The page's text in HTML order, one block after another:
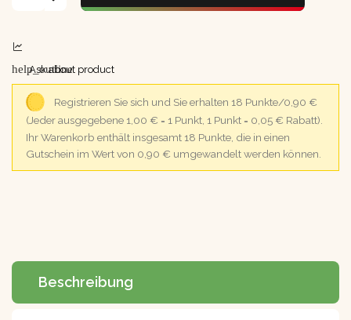
help_outline
Ask about product
Registrieren Sie sich und Sie erhalten 18 Punkte/0,90 €
(Jeder ausgegebene 1,00 € = 1 Punkt, 1 Punkt = 0,05 € Rabatt).
Ihr Warenkorb enthält insgesamt 18 Punkte, die in einen
Gutschein im Wert von 0,90 € umgewandelt werden können.
Beschreibung